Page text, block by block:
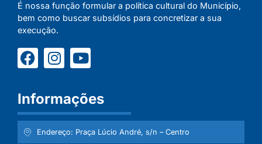
É nossa função formular a política cultural do Município,
bem como buscar subsídios para concretizar a sua
execução.
Informações
Endereço: Praça Lúcio André, s/n – Centro